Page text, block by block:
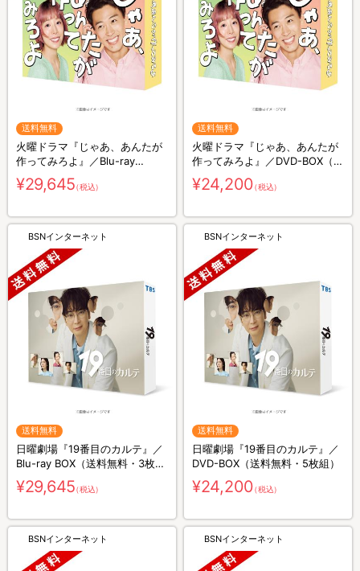
送料無料
火曜ドラマ『じゃあ、あんたが
作ってみろよ』／Blu-ray
BOX（送料無料・3枚組）
¥29,645（税込）
送料無料
火曜ドラマ『じゃあ、あんたが
作ってみろよ』／DVD-BOX（送
料無料・6枚組）
¥24,200（税込）
BSNインターネット
送料無料
日曜劇場『19番目のカルテ』／
Blu-ray BOX（送料無料・3枚
組）
¥29,645（税込）
BSNインターネット
送料無料
日曜劇場『19番目のカルテ』／
DVD-BOX（送料無料・5枚組）
¥24,200（税込）
BSNインターネット BSNインターネット